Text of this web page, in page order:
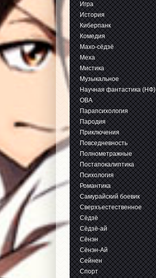
Игра
История
Киберпанк
Комедия
Махо-сёдзё
Меха
Мистика
Музыкальное
Научная фантастика (НФ)
ОВА
Парапсихология
Пародия
Приключения
Повседневность
Полнометражные
Постапокалиптика
Психология
Романтика
Самурайский боевик
Сверхъестественное
Сёдзё
Сёдзё-ай
Сёнэн
Сёнэн-Ай
Сейнен
Спорт